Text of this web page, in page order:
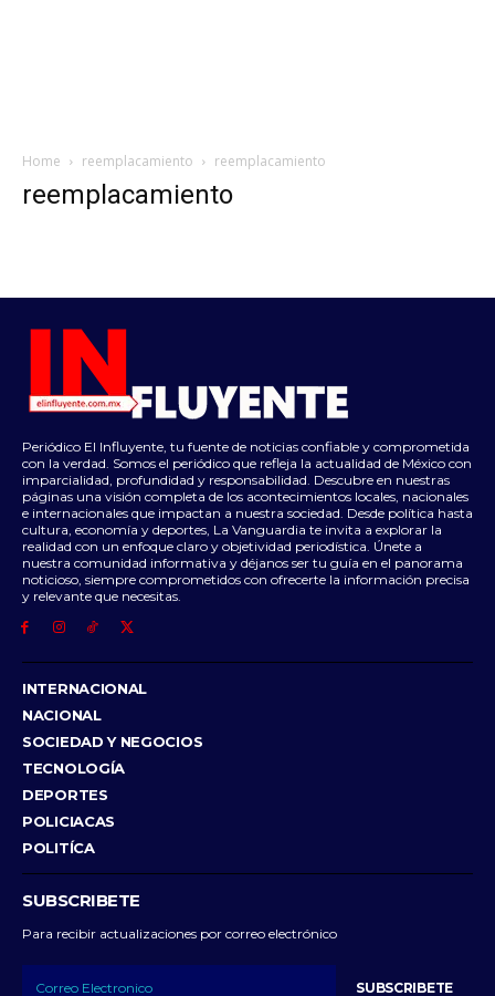
Home reemplacamiento reemplacamiento
reemplacamiento
Periódico El Influyente, tu fuente de noticias confiable y comprometida
con la verdad. Somos el periódico que refleja la actualidad de México con
imparcialidad, profundidad y responsabilidad. Descubre en nuestras
páginas una visión completa de los acontecimientos locales, nacionales
e internacionales que impactan a nuestra sociedad. Desde política hasta
cultura, economía y deportes, La Vanguardia te invita a explorar la
realidad con un enfoque claro y objetividad periodística. Únete a
nuestra comunidad informativa y déjanos ser tu guía en el panorama
noticioso, siempre comprometidos con ofrecerte la información precisa
y relevante que necesitas.
INTERNACIONAL
NACIONAL
SOCIEDAD Y NEGOCIOS
TECNOLOGÍA
DEPORTES
POLICIACAS
POLITÍCA
SUBSCRIBETE
Para recibir actualizaciones por correo electrónico
SUBSCRIBETE